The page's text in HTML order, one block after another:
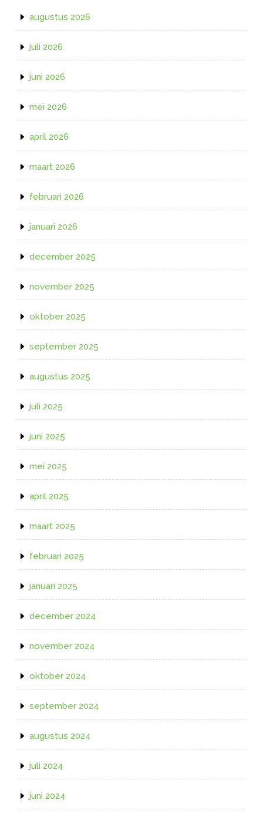
augustus 2026
juli 2026
juni 2026
mei 2026
april 2026
maart 2026
februari 2026
januari 2026
december 2025
november 2025
oktober 2025
september 2025
augustus 2025
juli 2025
juni 2025
mei 2025
april 2025
maart 2025
februari 2025
januari 2025
december 2024
november 2024
oktober 2024
september 2024
augustus 2024
juli 2024
juni 2024